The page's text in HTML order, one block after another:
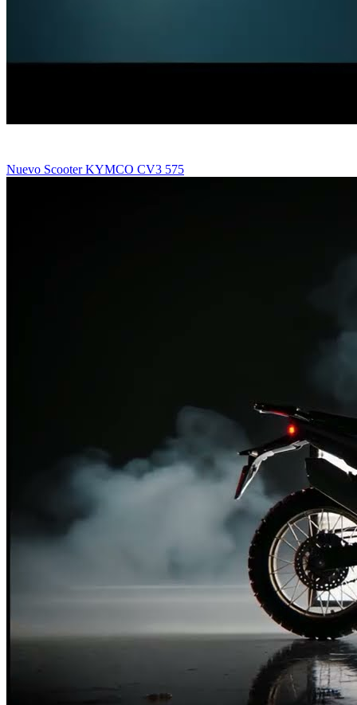
Nuevo Scooter KYMCO CV3 575